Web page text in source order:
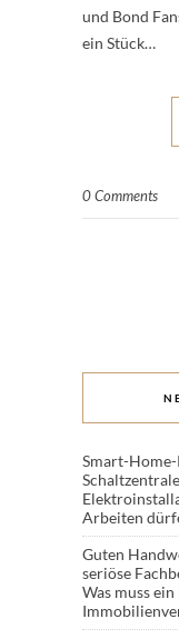
und Bond
ein Stück…
0 Comments
Smart-
Arbeiten
Guten
seriöse
Was muss